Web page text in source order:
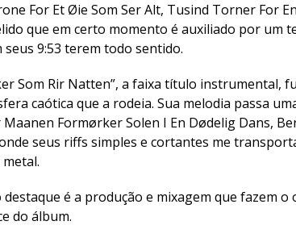
For Et Øie Som Ser Alt, Tusind Torner For
que em certo momento é auxiliado por um
seus 9:53 terem todo sentido.
Som Rir Natten”, a faixa título instrumental,
caótica que a rodeia. Sua melodia passa
Maanen Formørker Solen I En Dødelig Dans,
seus riffs simples e cortantes me
é a produção e mixagem que fazem o
do álbum.